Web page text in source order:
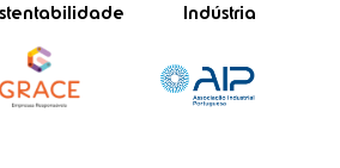
Indústria